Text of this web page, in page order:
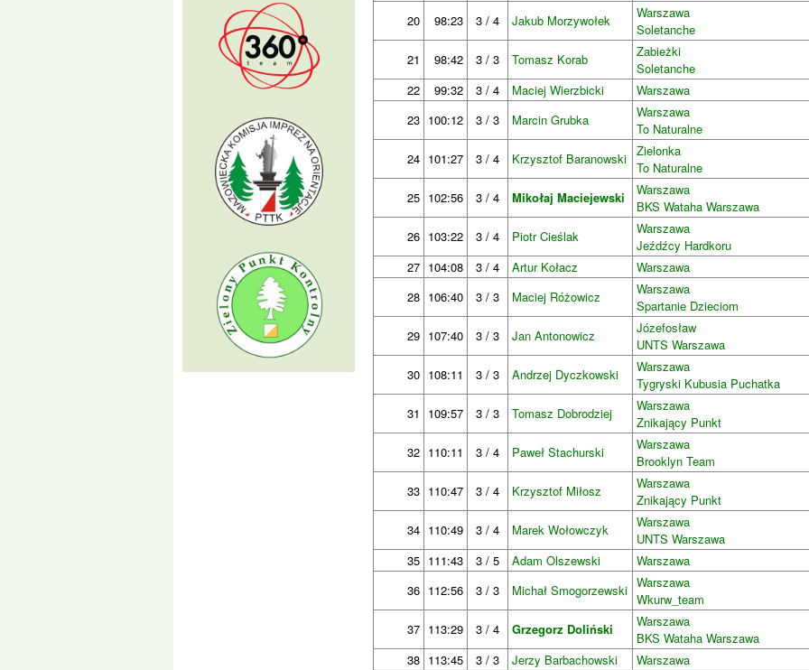
20
98:23 3 / 4 Jakub Morzywołek
Warszawa
Soletanche
21
98:42 3 / 3 Tomasz Korab
Zabieżki
Soletanche
22
99:32 3 / 4 Maciej Wierzbicki
Warszawa
23 100:12 3 / 3 Marcin Grubka
Warszawa
To Naturalne
24 101:27 3 / 4 Krzysztof Baranowski Zielonka
To Naturalne
25 102:56 3 / 4 Mikołaj Maciejewski
Warszawa
BKS Wataha Warszawa
26 103:22 3 / 4 Piotr Cieślak
Warszawa
Jeźdźcy Hardkoru
27 104:08 3 / 4 Artur Kołacz
Warszawa
28 106:40 3 / 3 Maciej Różowicz
Warszawa
Spartanie Dzieciom
29 107:40 3 / 3 Jan Antonowicz
Józefosław
UNTS Warszawa
30 108:11 3 / 3 Andrzej Dyczkowski
Warszawa
Tygryski Kubusia Puchatka
31
109:57 3 / 3 Tomasz Dobrodziej
Warszawa
Znikający Punkt
32 110:11 3 / 4 Paweł Stachurski
Warszawa
Brooklyn Team
33 110:47 3 / 4 Krzysztof Miłosz
Warszawa
Znikający Punkt
34 110:49 3 / 4 Marek Wołowczyk
Warszawa
UNTS Warszawa
35 111:43 3 / 5 Adam Olszewski
Warszawa
36 112:56 3 / 3 Michał Smogorzewski Warszawa
Wkurw_team
37 113:29 3 / 4 Grzegorz Doliński
Warszawa
BKS Wataha Warszawa
38 113:45 3 / 3 Jerzy Barbachowski
Warszawa